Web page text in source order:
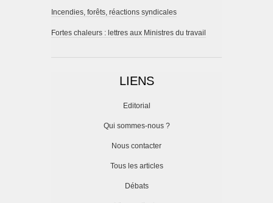
Incendies, forêts, réactions syndicales
Fortes chaleurs : lettres aux Ministres du travail
LIENS
Editorial
Qui sommes-nous ?
Nous contacter
Tous les articles
Débats